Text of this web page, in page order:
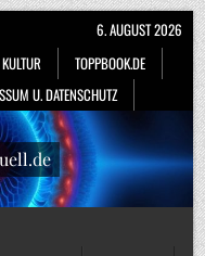
KULTUR
TOPPBOOK.DE
U. DATENSCHUTZ
6. AUGUST 2026